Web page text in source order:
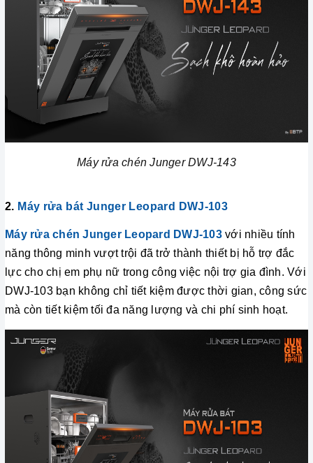
Máy rửa chén Junger DWJ-143
2. Máy rửa bát Junger Leopard DWJ-103
Máy rửa chén Junger Leopard DWJ-103với nhiều tính
năng thông minh vượt trội đã trở thành thiết bị hỗ trợ đắc
lực cho chị em phụ nữ trong công việc nội trợ gia đình. Với
DWJ-103 bạn không chỉ tiết kiệm được thời gian, công sức
mà còn tiết kiệm tối đa năng lượng và chi phí sinh hoạt.